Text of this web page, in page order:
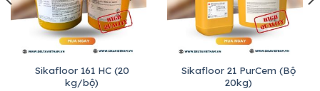
Sikafloor 161 HC (20
kg/bộ)
Sikafloor 21 PurCem (Bộ
20kg)